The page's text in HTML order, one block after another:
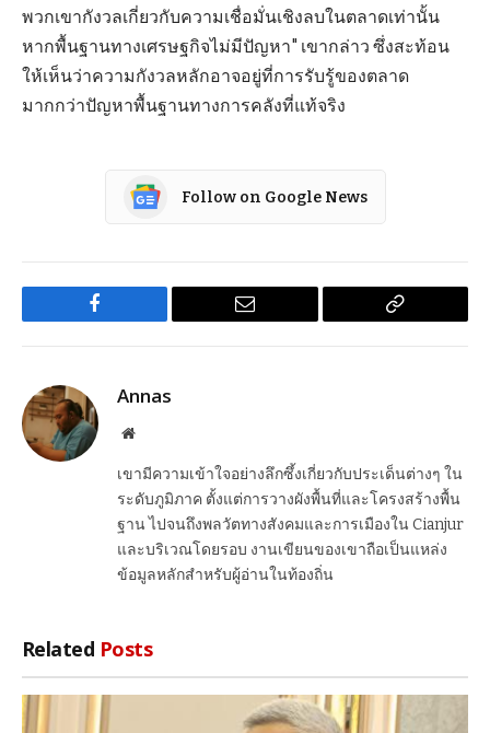
พวกเขากังวลเกี่ยวกับความเชื่อมั่นเชิงลบในตลาดเท่านั้น
หากพื้นฐานทางเศรษฐกิจไม่มีปัญหา" เขากล่าว ซึ่งสะท้อน
ให้เห็นว่าความกังวลหลักอาจอยู่ที่การรับรู้ของตลาด
มากกว่าปัญหาพื้นฐานทางการคลังที่แท้จริง
Follow on Google News
Facebook Email
Copy
Annas
Website
เขามีความเข้าใจอย่างลึกซึ้งเกี่ยวกับประเด็นต่างๆ ใน
ระดับภูมิภาค ตั้งแต่การวางผังพื้นที่และโครงสร้างพื้น
ฐาน ไปจนถึงพลวัตทางสังคมและการเมืองใน Cianjur
และบริเวณโดยรอบ งานเขียนของเขาถือเป็นแหล่ง
ข้อมูลหลักสำหรับผู้อ่านในท้องถิ่น
Related Posts